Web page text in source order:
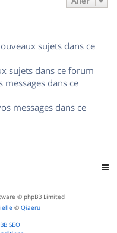
sujets dans ce
sujets dans ce forum
messages dans ce
messages dans ce
© phpBB Limited
© Qiaeru
SEO